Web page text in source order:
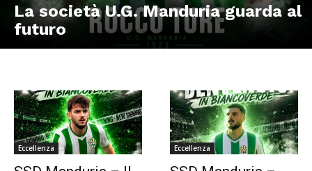
La società U.G. Manduria guarda al
futuro
Eccellenza Eccellenza